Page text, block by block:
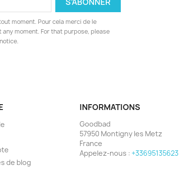
moment. Pour cela merci de le
any moment. For that purpose, please
de blog
INFORMATIONS
Goodbad
57950 Montigny les Metz
France
Appelez-nous : +33695135623